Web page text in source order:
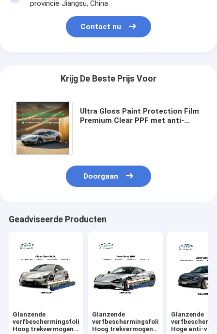
provincie Jiangsu, China
Contact nu
Krijg De Beste Prijs Voor
Ultra Gloss Paint Protection Film
Premium Clear PPF met anti-
Doorgaan
Geadviseerde Producten
Glanzende
verfbeschermingsfolie
Hoog trekvermogen
Glanzende
verfbeschermingsfolie
Hoog trekvermogen
Glanzende
Hoge anti-vlek